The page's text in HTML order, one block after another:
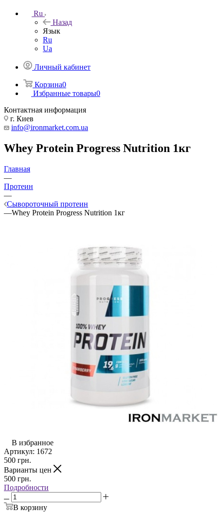
Ru
Назад
Язык
Ru
Ua
Личный кабинет
Корзина0
Избранные товары0
Контактная информация
г. Киев
info@ironmarket.com.ua
Whey Protein Progress Nutrition 1кг
Главная
—
Протеин
—
Сывороточный протеин
—Whey Protein Progress Nutrition 1кг
В избранное
Артикул: 1672
500 грн.
Варианты цен
500 грн.
Подробности
В корзину